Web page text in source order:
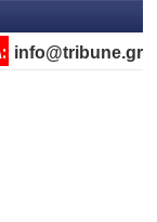
info@tribune.gr